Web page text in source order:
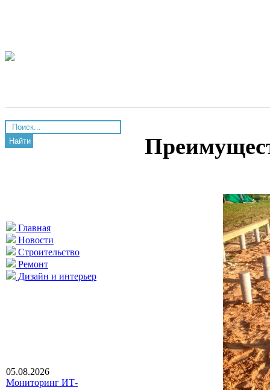
Найти
Главная
Новости
Строительство
Ремонт
Дизайн и интерьер
05.08.2026
Мониторинг ИТ-